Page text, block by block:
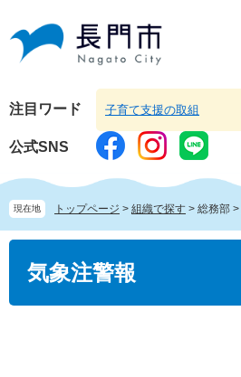
頭
す。
飛
し
本
文
へ
注目ワード 子育て支援の取組
公式SNS
現在地 トップページ > 組織で探す > 総務部 >
気象注警報